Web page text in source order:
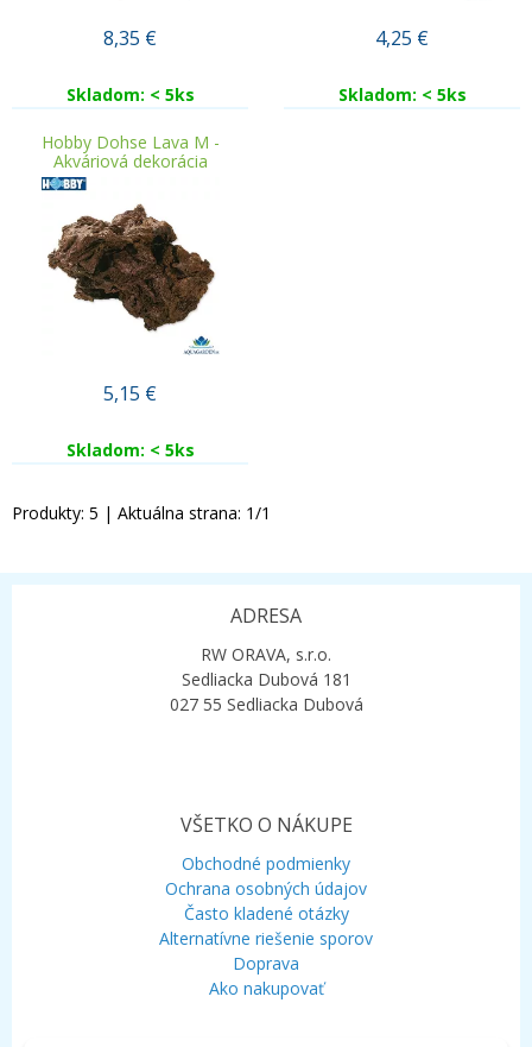
8,35 €
Skladom: < 5ks
4,25 €
Skladom: < 5ks
Hobby Dohse Lava M -
Akváriová dekorácia
5,15 €
Skladom: < 5ks
Produkty: 5 | Aktuálna strana: 1/1
ADRESA
RW ORAVA, s.r.o.
Sedliacka Dubová 181
027 55 Sedliacka Dubová
VŠETKO O NÁKUPE
Obchodné podmienky
Ochrana osobných údajov
Často kladené otázky
Alternatívne riešenie sporov
Doprava
Ako nakupovať